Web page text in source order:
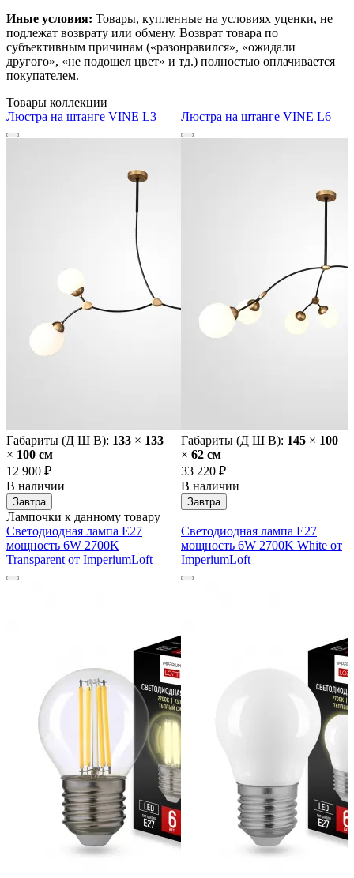
Иные условия: Товары, купленные на условиях уценки, не
подлежат возврату или обмену. Возврат товара по
субъективным причинам («разонравился», «ожидали
другого», «не подошел цвет» и тд.) полностью оплачивается
покупателем.
Товары коллекции
Люстра на штанге VINE L3
Габариты (Д Ш В): 133 × 133
× 100 cм
12 900 ₽
В наличии
Завтра
Люстра на штанге VINE L6
Габариты (Д Ш В): 145 × 100
× 62 cм
33 220 ₽
В наличии
Завтра
Лампочки к данному товару
Светодиодная лампа E27
мощность 6W 2700K
Transparent от ImperiumLoft
Светодиодная лампа E27
мощность 6W 2700K White от
ImperiumLoft